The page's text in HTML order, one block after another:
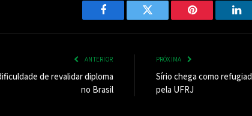
Facebook Twitter Pinterest
ANTERIOR
de revalidar diploma
no Brasil
PRÓXIMA
Sírio chega como
pela UFRJ